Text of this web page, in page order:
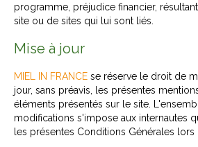
programme, préjudice financier,
site ou de sites qui lui sont liés.
Mise à jour
MIEL IN FRANCE se réserve le droit de
jour, sans préavis, les présentes
éléments présentés sur le site.
modifications s'impose aux internautes
les présentes Conditions Générales lors